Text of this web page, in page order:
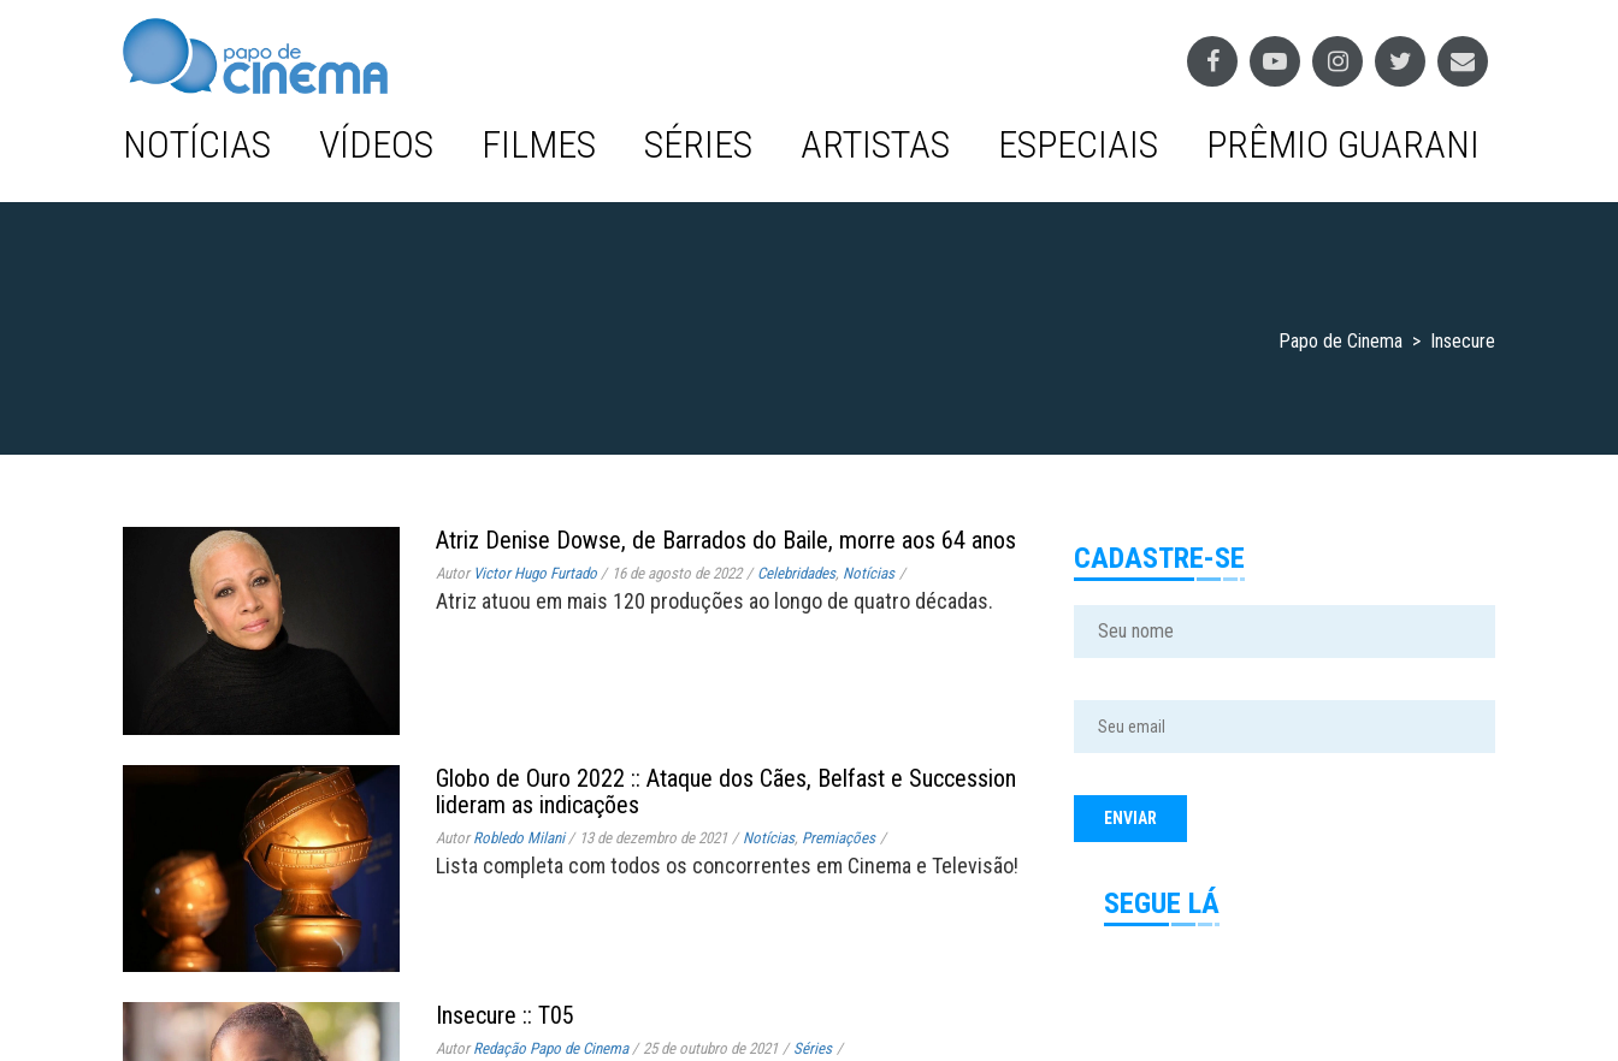
NOTÍCIAS VÍDEOS FILMES SÉRIES ARTISTAS ESPECIAIS PRÊMIO GUARANI
Papo de Cinema > Insecure
Atriz Denise Dowse, de Barrados do Baile, morre aos 64 anos
Autor Victor Hugo Furtado / 16 de agosto de 2022 / Celebridades, Notícias /
Atriz atuou em mais 120 produções ao longo de quatro décadas.
Globo de Ouro 2022 :: Ataque dos Cães, Belfast e Succession
lideram as indicações
AutorRobledo Milani / 13 de dezembro de 2021 / Notícias, Premiações /
Lista completa com todos os concorrentes em Cinema e Televisão!
Insecure :: T05
AutorRedação Papo de Cinema / 25 de outubro de 2021 / Séries /
CADASTRE-SE
SEGUE LÁ